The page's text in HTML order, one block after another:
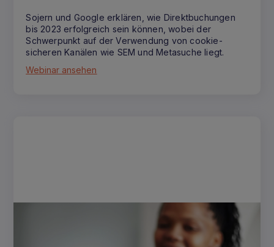
Sojern und Google erklären, wie Direktbuchungen
bis 2023 erfolgreich sein können, wobei der
Schwerpunkt auf der Verwendung von cookie-
sicheren Kanälen wie SEM und Metasuche liegt.
Webinar ansehen